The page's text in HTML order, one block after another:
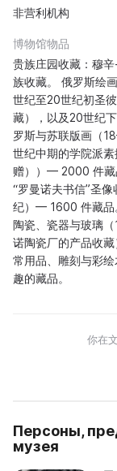
非营利机构
博物馆物品
贵族庄园收藏：穆
族收藏。 俄罗斯绘
世纪至20世纪初圣
藏），以及20世纪
罗斯与苏联版画（
世纪中期的学院派
赠））— 2000 件藏
“罗曼诺夫书信”圣
纪）— 1600 件藏品
陶瓷、瓷器与玻璃
诺陶瓷厂的产品收
常用品、雕刻与彩
趣的藏品。
你在
Персоны,
музея